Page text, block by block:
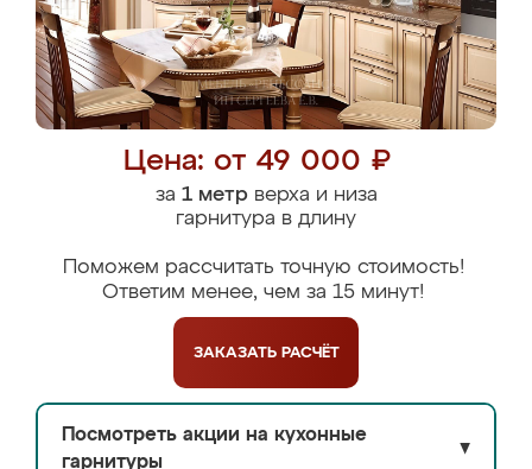
Цена: от 49 000 ₽
за 1 метрверха и низа
гарнитура в длину
Поможем рассчитать точную стоимость!
Ответим менее, чем за 15 минут!
ЗАКАЗАТЬ РАСЧЁТ
Посмотреть акции на кухонные
гарнитуры
▼